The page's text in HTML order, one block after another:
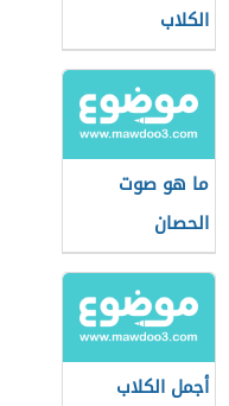
الكلاب
ما هو صوت
الحصان
أجمل الكلاب